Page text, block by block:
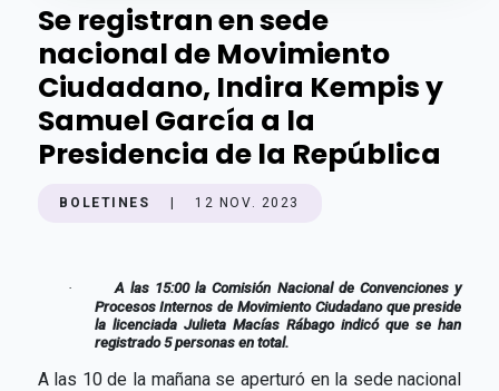
Se registran en sede
nacional de Movimiento
Ciudadano, Indira Kempis y
Samuel García a la
Presidencia de la República
BOLETINES 12 NOV. 2023
·
A las 15:00 la Comisión Nacional de Convenciones y
Procesos Internos de Movimiento Ciudadano que preside
la licenciada Julieta Macías Rábago indicó que se han
registrado 5 personas en total.
A las 10 de la mañana se aperturó en la sede nacional